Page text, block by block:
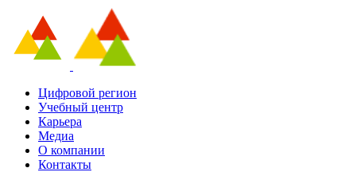
Цифровой регион
Учебный центр
Карьера
Медиа
О компании
Контакты